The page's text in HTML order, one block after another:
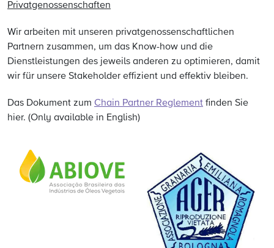
Privatgenossenschaften
Wir arbeiten mit unseren privatgenossenschaftlichen
Partnern zusammen, um das Know-how und die
Dienstleistungen des jeweils anderen zu optimieren, damit
wir für unsere Stakeholder effizient und effektiv bleiben.
Das Dokument zum Chain Partner Reglement finden Sie
hier. (Only available in English)